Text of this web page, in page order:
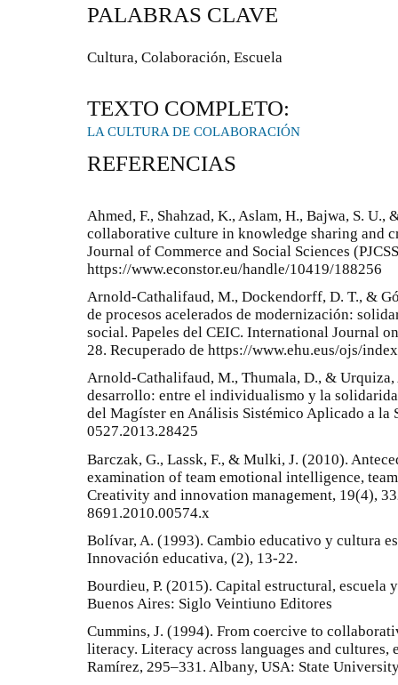
PALABRAS CLAVE
Cultura, Colaboración, Escuela
TEXTO COMPLETO:
LA CULTURA DE COLABORACIÓN
REFERENCIAS
Ahmed, F., Shahzad, K., Aslam, H., Bajwa, S.
collaborative culture in knowledge sharing and
Journal of Commerce and Social Sciences
https://www.econstor.eu/handle/10419/188256
Arnold-Cathalifaud, M., Dockendorff, D. T., &
de procesos acelerados de modernización:
social. Papeles del CEIC. International Journal
28. Recuperado de https://www.ehu.eus/ojs/
Arnold-Cathalifaud, M., Thumala, D., &
desarrollo: entre el individualismo y la
del Magíster en Análisis Sistémico Aplicado a la
0527.2013.28425
Barczak, G., Lassk, F., & Mulki, J. (2010).
examination of team emotional intelligence,
Creativity and innovation management, 19(4),
8691.2010.00574.x
Bolívar, A. (1993). Cambio educativo y cultura
Innovación educativa, (2), 13-22.
Bourdieu, P. (2015). Capital estructural, escuela
Buenos Aires: Siglo Veintiuno Editores
Cummins, J. (1994). From coercive to
literacy. Literacy across languages and cultures,
Ramírez, 295–331. Albany, USA: State